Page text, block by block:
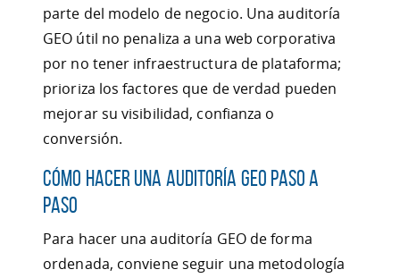
parte del modelo de negocio. Una auditoría
GEO útil no penaliza a una web corporativa
por no tener infraestructura de plataforma;
prioriza los factores que de verdad pueden
mejorar su visibilidad, confianza o
conversión.
Cómo hacer una auditoría GEO paso a
paso
Para hacer una auditoría GEO de forma
ordenada, conviene seguir una metodología